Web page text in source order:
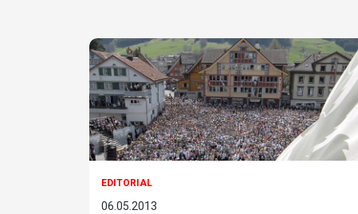
EDITORIAL
06.05.2013